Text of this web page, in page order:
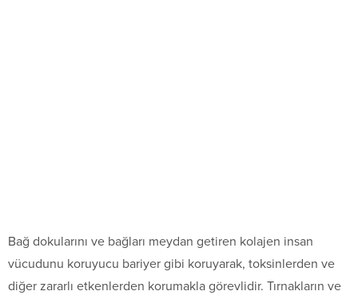
Bağ dokularını ve bağları meydan getiren kolajen insan
vücudunu koruyucu bariyer gibi koruyarak, toksinlerden ve
diğer zararlı etkenlerden korumakla görevlidir. Tırnakların ve